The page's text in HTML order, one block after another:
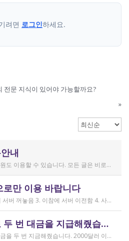
려면 로그인하세요.
전문 지식이 있어야 가능할까요?
»
내
커뮤니티입니다. 포럼은 무료회원도 이용할 수 있습니다. 모든 글은 비로그인 사용자에게도 공개됩니다. 감사합니다.
로만 이용 바랍니다
1. 디도스 공격 당함 2. 귀찮아서 서버 꺼놓음 3. 이참에 서버 이전함 4. 사라진 데이터는 없는 것 확인했는데, 일부 DB 설정이 활성화 안됨 5. 고칠 수는 있는데, 저희 집 신생아 협조 필요 6. 신생아가 협조하지 않음 현재 새글 쓰기, 신규 가입, 덧글 달기 등은 막아 두었습니다 언제든 3월 18일 전후 시점으로 롤백될 수 있습니다 디도스 공격은 10평짜리 구녕가게에 사람을 1만명 보내 영업방해를 하는 것과 같은 기법입니다. 왜 디도스 공격을 그렇게까지 열정적으로 하는가? 이것이 심해진 시점이 제가 출산하러 간다고 블라그에 글을 쓴 직후입니다. 적절한 비유인지 모르겠는데 암퇘지도 출산 후에는 도축 안 하지 않나 싶고요 옛날 같으면 이렇게 순하게 살지 않을 것인데, 요새 드는 생각이 좀 있습니다 사람은 노력해 봤자고, 사실 모든 능력치는 정해졌고 발현만 기다리는 것이 전부가 아닐까요 어떤 사람은 노력의 고점이 디도스 공격인 것입니다 그 애미도 한때는 가능성의 김칫국을 사발째 드링킹하며 키웠겠지요 저한테도 이 사이트를 유지할 유인이 있음은 말씀드렸으니 잘 이용해 주시면 그만인 것이고 시간 나시거든 디도스 공격자도 긍휼히 여겨 주시길 바랍니다
작성일
2026.04.15
에이전시에서 실수로 두 번 대금을 지급해줬습니다
에이전시에서 실수로 저에게 대금을 두 번 지금해줬습니다. 2000달러 이상을 두 번 wise로 지급받았습니다;;;; 에이전시에서 wise측으로 중복입금으로 인한 입금 취소 문의를 했는데 불가능하다고 답변을 받았다고 저에게 문의해달라고 하여, 저도 wise에 문의를 했지만, 입금자 정보를 알려준다면 취소 가능한 것 처럼 말하다가 결국 완료된 송금이라 취소가 불가능하다는 답변을 최종 전달받았습니다. 잘 쓰지 않는 계정이라 대금은 그대로 있는데 이 경우 제가 에이전시 계좌로 2000달러를 직접 재송금해도 문제가 없을까요..?? 추후 제 수익으로 잡혀서 세금문제나 기타 다른 사항이 복잡해질 것 같아서 wise에서 취소해주길 간절히 바랬는데ㅜㅜㅜ 이런경험이 있으시다면 어떻게 해결하셨나요ㅠㅠㅠ;;;